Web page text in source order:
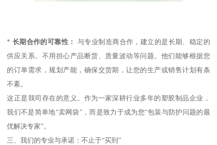
* 长期合作的可靠性：
与专业制造商合作，建立的是长期、稳定的
供应关系。不用担心产品断货、质量波动等问题。他们能够根据您
的订单需求，规划产能，确保交货期，让您的生产或销售计划有条
不紊。
这正是我司存在的意义。作为一家深耕行业多年的塑胶制品企业，
我们不是简单地“卖网袋”，而是致力于成为您“包装与防护问题的最
优解决专家”。
三、我们的专业与承诺：不止于“买到”